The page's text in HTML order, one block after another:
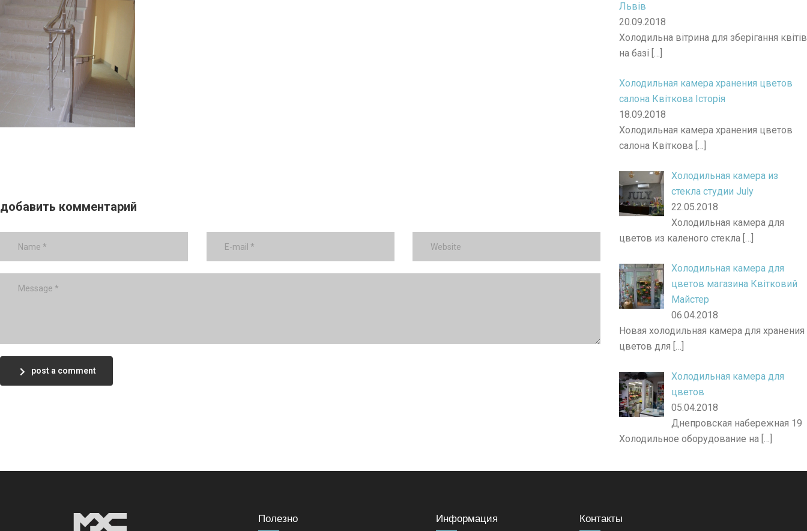
добавить комментарий
post a comment
Львів
20.09.2018
Холодильна вітрина для зберігання квітів
на базі […]
Холодильная камера хранения цветов
салона Квiткова Iсторiя
18.09.2018
Холодильная камера хранения цветов
салона Квiткова […]
Холодильная камера из
стекла студии July
22.05.2018
Холодильная камера для
цветов из каленого стекла […]
Холодильная камера для
цветов магазина Квітковий
Майстер
06.04.2018
Новая холодильная камера для хранения
цветов для […]
Холодильная камера для
цветов
05.04.2018
Днепровская набережная 19
Холодильное оборудование на […]
Полезно Информация Контакты